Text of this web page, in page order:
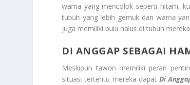
warna yang mencolok seperti hitam,
tubuh yang lebih gemuk dan warna
juga memiliki bulu halus di tubuh
DI ANGGAP SEBAGAI
Meskipun tawon memiliki peran
situasi tertentu mereka dapat Di